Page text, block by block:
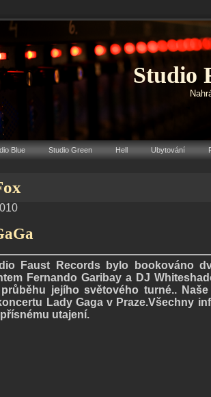
Studio
Blue Studio Green Hell Ubytování
Faust Records bylo bookováno
Fernando Garibay a DJ
jejího světového turné..
Lady Gaga v Praze.Všechny
utajení.